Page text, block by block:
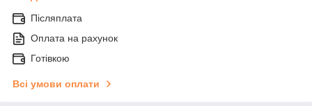
Післяплата
Оплата на рахунок
Готівкою
Всі умови оплати